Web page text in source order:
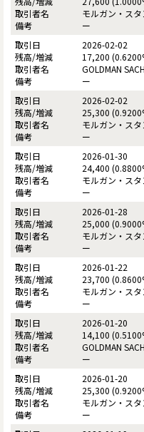
モルガン・ス
ー
2026-02-02
17,200
GOLDMAN
ー
2026-02-02
25,300
モルガン・ス
ー
2026-01-30
24,400
モルガン・ス
ー
2026-01-28
25,000
モルガン・ス
ー
2026-01-22
23,700
モルガン・ス
ー
2026-01-20
14,100
GOLDMAN
ー
2026-01-20
25,300
モルガン・ス
ー